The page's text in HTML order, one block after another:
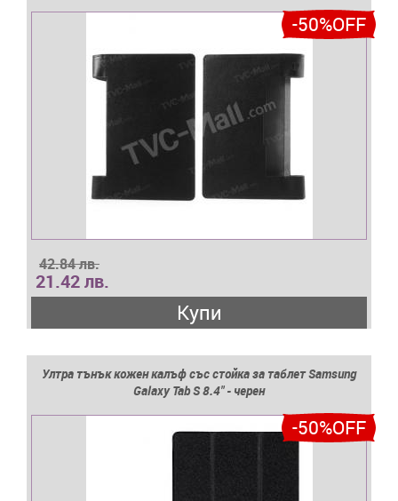
-50%OFF
42.84 лв.
21.42 лв.
Купи
Ултра тънък кожен калъф със стойка за таблет Samsung
Galaxy Tab S 8.4" - черен
-50%OFF